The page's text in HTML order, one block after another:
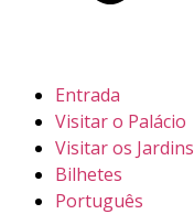
Entrada
Visitar o Palácio
Visitar os Jardins
Bilhetes
Português